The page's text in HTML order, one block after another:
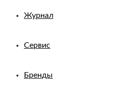
Журнал
Сервис
Бренды